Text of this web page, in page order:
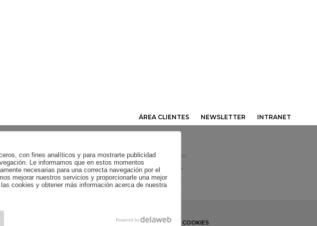
ÁREA CLIENTES NEWSLETTER INTRANET
CONDICIONES DE COMPRA COOKIES
con fines analíticos y para mostrarte publicidad
Le informamos que en estos momentos
necesarias para una correcta navegación por el
mejorar nuestros servicios y proporcionarle una mejor
cookies y obtener más información acerca de nuestra